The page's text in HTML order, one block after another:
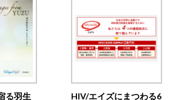
る羽生
HIV/エイズにまつわる6